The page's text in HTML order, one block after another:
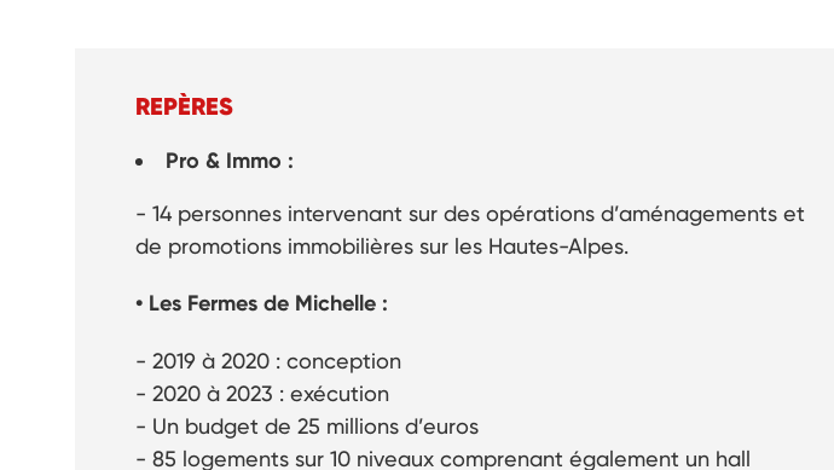
REPÈRES
Pro & Immo :
- 14 personnes intervenant sur des opérations d’aménagements et
de promotions immobilières sur les Hautes-Alpes.
• Les Fermes de Michelle :
- 2019 à 2020 : conception
- 2020 à 2023 : exécution
- Un budget de 25 millions d’euros
- 85 logements sur 10 niveaux comprenant également un hall